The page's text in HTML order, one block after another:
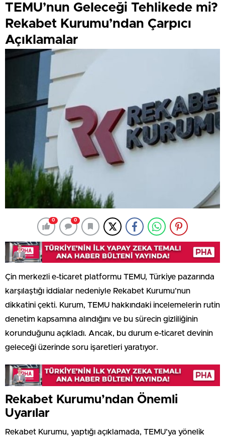
TEMU’nun Geleceği Tehlikede mi?
Rekabet Kurumu’ndan Çarpıcı
Açıklamalar
0 0
Çin merkezli e-ticaret platformu TEMU, Türkiye pazarında
karşılaştığı iddialar nedeniyle Rekabet Kurumu’nun
dikkatini çekti. Kurum, TEMU hakkındaki incelemelerin rutin
denetim kapsamına alındığını ve bu sürecin gizliliğinin
korunduğunu açıkladı. Ancak, bu durum e-ticaret devinin
geleceği üzerinde soru işaretleri yaratıyor.
Rekabet Kurumu’ndan Önemli
Uyarılar
Rekabet Kurumu, yaptığı açıklamada, TEMU’ya yönelik